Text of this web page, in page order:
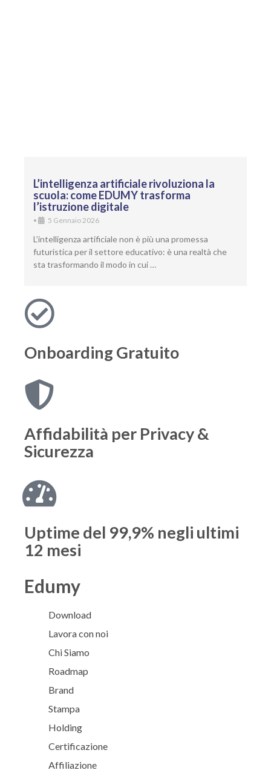
L’intelligenza artificiale rivoluziona la
scuola: come EDUMY trasforma
l’istruzione digitale
• 5 Gennaio 2026
L’intelligenza artificiale non è più una promessa
futuristica per il settore educativo: è una realtà che
sta trasformando il modo in cui …
Onboarding Gratuito
Affidabilità per Privacy &
Sicurezza
Uptime del 99,9% negli ultimi
12 mesi
Edumy
Download
Lavora con noi
Chi Siamo
Roadmap
Brand
Stampa
Holding
Certificazione
Affiliazione